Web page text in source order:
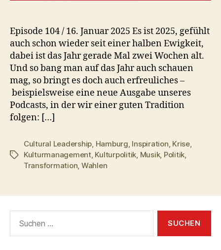
Episode 104 / 16. Januar 2025 Es ist 2025, gefühlt
auch schon wieder seit einer halben Ewigkeit,
dabei ist das Jahr gerade Mal zwei Wochen alt.
Und so bang man auf das Jahr auch schauen
mag, so bringt es doch auch erfreuliches –
beispielsweise eine neue Ausgabe unseres
Podcasts, in der wir einer guten Tradition
folgen: […]
Schlagwörter
Cultural Leadership Hamburg Inspiration Krise,
Kulturmanagement, Kulturpolitik Musik, Politik
Transformation Wahlen
nach: